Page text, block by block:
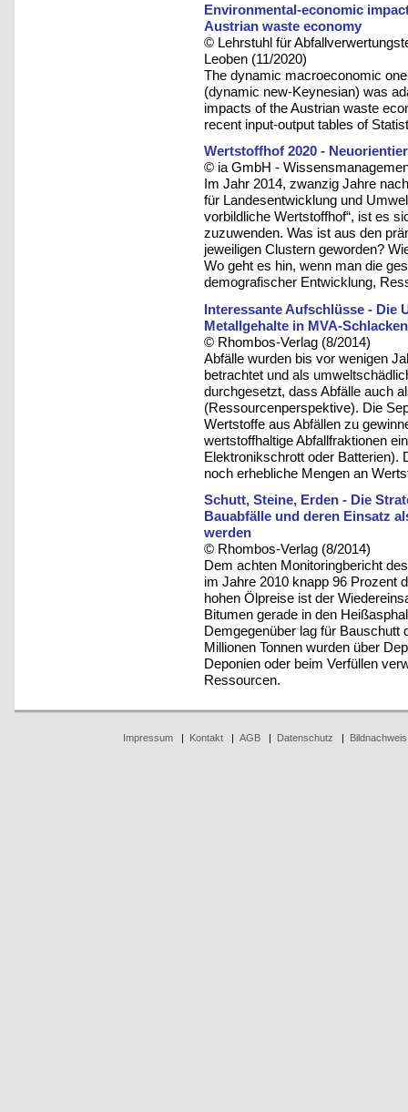
Environmental-economic
Austrian waste economy
© Lehrstuhl für
Leoben (11/2020)
The dynamic macroeconomic
(dynamic new-Keynesian) was
impacts of the Austrian waste
recent input-output tables of
Wertstoffhof 2020 -
© ia GmbH -
Im Jahr 2014, zwanzig Jahre
für Landesentwicklung und
vorbildliche Wertstoffhof“, ist es
zuzuwenden. Was ist aus den
jeweiligen Clustern geworden?
Wo geht es hin, wenn man die
demografischer Entwicklung,
Interessante Aufschlüsse - Die
Metallgehalte in MVA-
© Rhombos-Verlag (8/2014)
Abfälle wurden bis vor wenigen
betrachtet und als
durchgesetzt, dass Abfälle auch
(Ressourcenperspektive). Die
Wertstoffe aus Abfällen zu
wertstoffhaltige Abfallfraktionen
Elektronikschrott oder Batterien).
noch erhebliche Mengen an
Schutt, Steine, Erden - Die
Bauabfälle und deren Einsatz
werden
© Rhombos-Verlag (8/2014)
Dem achten Monitoringbericht
im Jahre 2010 knapp 96 Prozent
hohen Ölpreise ist der
Bitumen gerade in den
Demgegenüber lag für Bauschutt
Millionen Tonnen wurden über
Deponien oder beim Verfüllen
Ressourcen.
Impressum| Kontakt| AGB| Datenschutz Bildnachweis